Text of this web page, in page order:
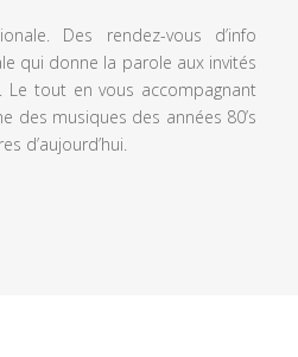
Des rendez-vous d’info
qui donne la parole aux invités
Le tout en vous accompagnant
des musiques des années 80’s
d’aujourd’hui.